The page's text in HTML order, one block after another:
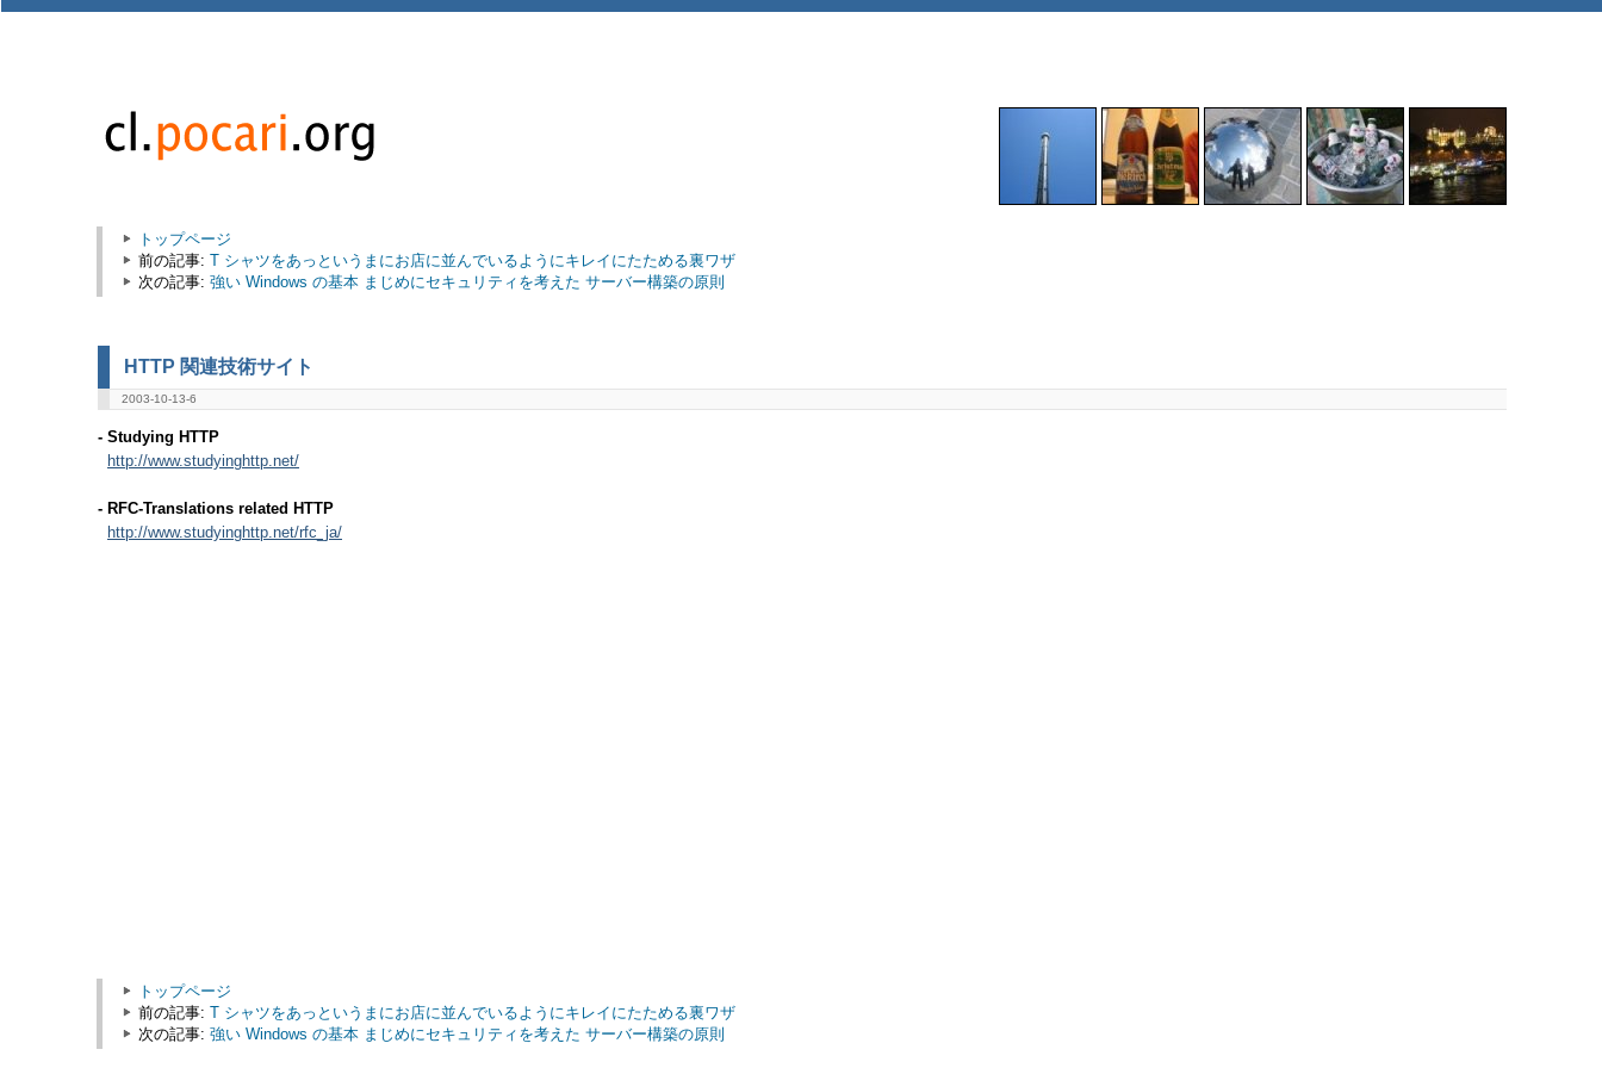
トップページ
前の記事: T シャツをあっというまにお店に並んでいるようにキレイにたためる裏ワザ
次の記事: 強い Windows の基本 まじめにセキュリティを考えた サーバー構築の原則
HTTP 関連技術サイト
2003-10-13-6
- Studying HTTP
http://www.studyinghttp.net/
- RFC-Translations related HTTP
http://www.studyinghttp.net/rfc_ja/
トップページ
前の記事: T シャツをあっというまにお店に並んでいるようにキレイにたためる裏ワザ
次の記事: 強い Windows の基本 まじめにセキュリティを考えた サーバー構築の原則